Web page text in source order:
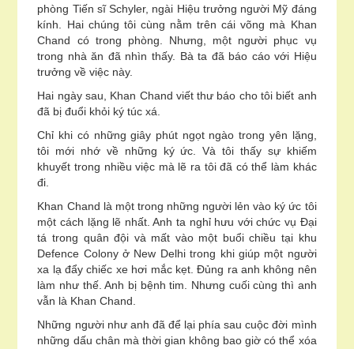
phòng Tiến sĩ Schyler, ngài Hiệu trưởng người Mỹ đáng
kính. Hai chúng tôi cùng nằm trên cái võng mà Khan
Chand có trong phòng. Nhưng, một người phục vụ
trong nhà ăn đã nhìn thấy. Bà ta đã báo cáo với Hiệu
trưởng về việc này.
Hai ngày sau, Khan Chand viết thư báo cho tôi biết anh
đã bị đuổi khỏi ký túc xá.
Chỉ khi có những giây phút ngọt ngào trong yên lặng,
tôi mới nhớ về những ký ức. Và tôi thấy sự khiếm
khuyết trong nhiều việc mà lẽ ra tôi đã có thể làm khác
đi.
Khan Chand là một trong những người lẻn vào ký ức tôi
một cách lặng lẽ nhất. Anh ta nghỉ hưu với chức vụ Đại
tá trong quân đội và mất vào một buổi chiều tại khu
Defence Colony ở New Delhi trong khi giúp một người
xa lạ đẩy chiếc xe hơi mắc kẹt. Đủng ra anh không nên
làm như thế. Anh bị bệnh tim. Nhưng cuối cùng thì anh
vẫn là Khan Chand.
Những người như anh đã để lại phía sau cuộc đời mình
những dấu chân mà thời gian không bao giờ có thể xóa